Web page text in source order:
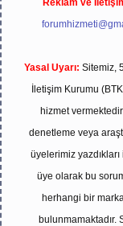
Reklam ve
Yasal Uyarı: Sitemiz,
İletişim Kurumu
hizmet
denetleme veya
üyelerimiz
üye olarak bu
herhangi bir
bulunmamaktadır.